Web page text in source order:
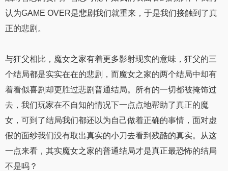
认为GAME OVER是悲剧我们就重来，于是我们接触到了真
正的悲剧。
与狂父相比，魔女之家有着更多影射现实的意味，狂父的三
个结局都是实实在在的悲剧，而魔女之家的两个结局中却有
着看似喜剧却更胜过悲剧普通结局。所有的一切都被掩饰过
去，我们玩家在不自知的情况下一点点地帮助了真正的魔
女，可到了结局我们都还以为自己做着正确的事情，面对虚
假的面纱我们没有取出真实的小刀去看到残酷的真实。从这
一点来看，其实魔女之家的普通结局才是真正最恐怖的结局
不是吗？